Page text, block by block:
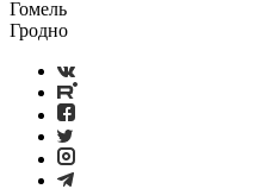
Гомель
Гродно